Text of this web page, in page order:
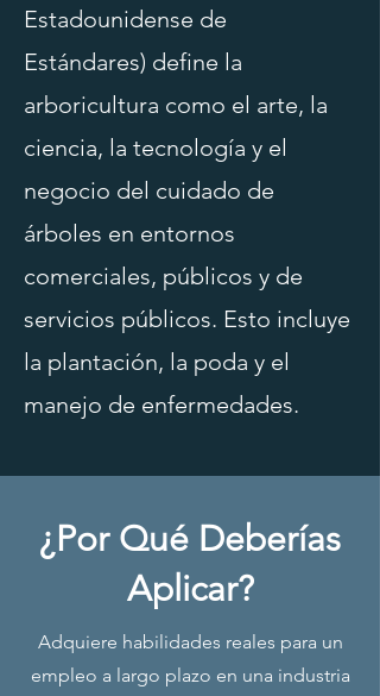
Estadounidense de
Estándares) define la
arboricultura como el arte, la
ciencia, la tecnología y el
negocio del cuidado de
árboles en entornos
comerciales, públicos y de
servicios públicos. Esto incluye
la plantación, la poda y el
manejo de enfermedades.
¿Por Qué Deberías
Aplicar?
Adquiere habilidades reales para un
empleo a largo plazo en una industria